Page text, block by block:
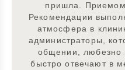
пришла. Приемом
Рекомендации
атмосфера в
администраторы,
общении, любезно
быстро отвечают в